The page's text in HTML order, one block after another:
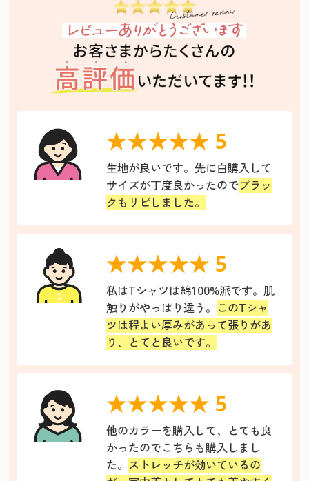
★★★★★ 5
生地が良いです。先に白購入して
サイズが丁度良かったのでブラッ
クもリピしました。
★★★★★ 5
私はTシャツは綿100%派です。肌
触りがやっぱり違う。 このTシャ
ツは程よい厚みがあって張りがあ
り、とてと良いです。
★★★★★ 5
他のカラーを購入して、とても良
かったのでこちらも購入しまし
た。 ストレッチが効いているの